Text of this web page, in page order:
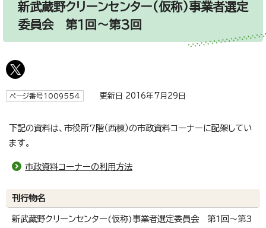
新武蔵野クリーンセンター(仮称)事業者選定
委員会 第1回～第3回
ページ番号1009554 更新日 2016年7月29日
下記の資料は、市役所7階（西棟）の市政資料コーナーに配架してい
ます。
市政資料コーナーの利用方法
刊行物名
新武蔵野クリーンセンター(仮称)事業者選定委員会 第1回～第3